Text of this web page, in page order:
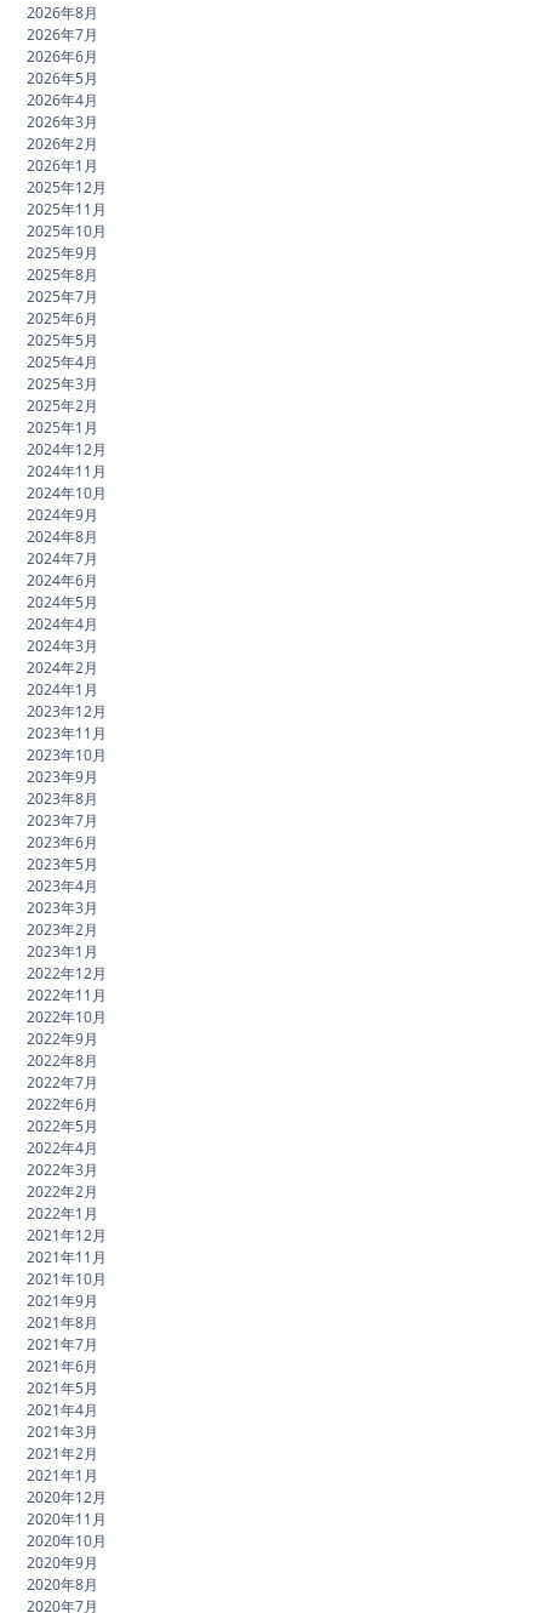
2026年8月
2026年7月
2026年6月
2026年5月
2026年4月
2026年3月
2026年2月
2026年1月
2025年12月
2025年11月
2025年10月
2025年9月
2025年8月
2025年7月
2025年6月
2025年5月
2025年4月
2025年3月
2025年2月
2025年1月
2024年12月
2024年11月
2024年10月
2024年9月
2024年8月
2024年7月
2024年6月
2024年5月
2024年4月
2024年3月
2024年2月
2024年1月
2023年12月
2023年11月
2023年10月
2023年9月
2023年8月
2023年7月
2023年6月
2023年5月
2023年4月
2023年3月
2023年2月
2023年1月
2022年12月
2022年11月
2022年10月
2022年9月
2022年8月
2022年7月
2022年6月
2022年5月
2022年4月
2022年3月
2022年2月
2022年1月
2021年12月
2021年11月
2021年10月
2021年9月
2021年8月
2021年7月
2021年6月
2021年5月
2021年4月
2021年3月
2021年2月
2021年1月
2020年12月
2020年11月
2020年10月
2020年9月
2020年8月
2020年7月